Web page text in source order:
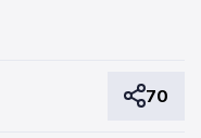
70